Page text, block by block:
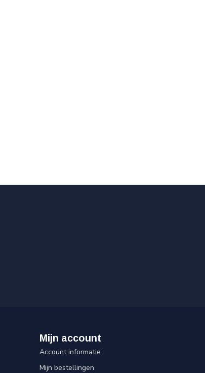
Mijn account
Account informatie
Mijn bestellingen